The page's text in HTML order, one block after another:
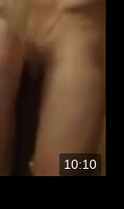
10:10